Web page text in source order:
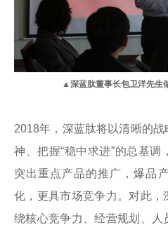
▲深蓝肽董事长包卫洋先生
2018年，深蓝肽将以清晰的
神、把握“稳中求进”的总基调
突出重点产品的推广，爆品
化，更具市场竞争力。对此，
绕核心竞争力、经营规划、人